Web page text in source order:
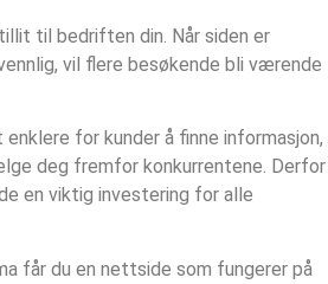
til bedriften din. Når siden er
vil flere besøkende bli værende
for kunder å finne informasjon,
deg fremfor konkurrentene. Derfor
en viktig investering for alle
får du en nettside som fungerer på